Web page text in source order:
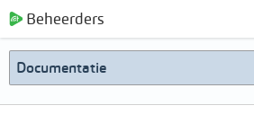
Beheerders
Documentatie